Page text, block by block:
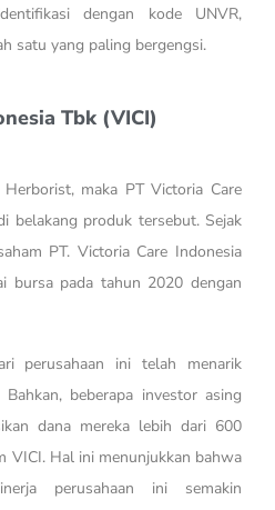
dengan kode UNVR,
satu yang paling bergengsi.
Tbk (VICI)
maka PT Victoria Care
belakang produk tersebut. Sejak
PT. Victoria Care Indonesia
bursa pada tahun 2020 dengan
perusahaan ini telah menarik
beberapa investor asing
dana mereka lebih dari 600
VICI. Hal ini menunjukkan bahwa
perusahaan ini semakin